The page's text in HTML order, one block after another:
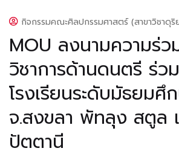
กิจกรรมคณะศิลปกรรมศาสตร์ (สาขาวิชาดุ
MOU ลงนามความร่
วิชาการด้านดนตรี ร่ว
โรงเรียนระดับมัธยมศึ
จ.สงขลา พัทลุง สตูล
ปัตตานี